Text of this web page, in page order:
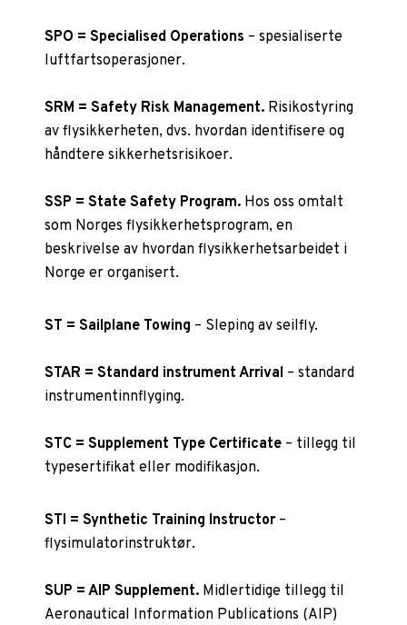
SPO = Specialised Operations – spesialiserte
luftfartsoperasjoner.
SRM = Safety Risk Management. Risikostyring
av flysikkerheten, dvs. hvordan identifisere og
håndtere sikkerhetsrisikoer.
SSP = State Safety Program. Hos oss omtalt
som Norges flysikkerhetsprogram, en
beskrivelse av hvordan flysikkerhetsarbeidet i
Norge er organisert.
ST = Sailplane Towing – Sleping av seilfly.
STAR = Standard instrument Arrival – standard
instrumentinnflyging.
STC = Supplement Type Certificate – tillegg til
typesertifikat eller modifikasjon.
STI = Synthetic Training Instructor –
flysimulatorinstruktør.
SUP = AIP Supplement. Midlertidige tillegg til
Aeronautical Information Publications (AIP)